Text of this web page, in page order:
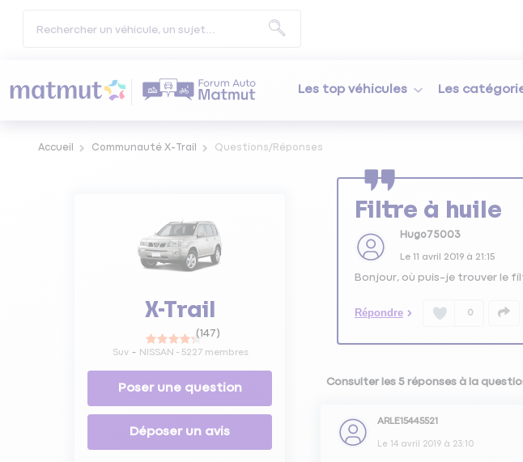
Les top véhicules Les
Accueil Communauté X-Trail Questions/Réponses
X-Trail
(147)
Suv NISSAN - 5227 membres
Poser une question
Déposer un avis
Filtre à huile
Hugo75003
Le 11 avril 2019à 21:15
Bonjour, où puis-je trouver le
Répondre 0
Consulter les 5 réponses à la
ARLE15445521
Le 14 avril 2019 à 23:10